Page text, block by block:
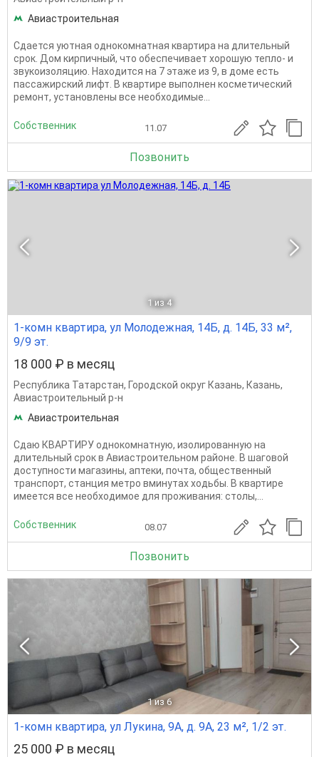
Авиастроительная
Сдается уютная однокомнатная квартира на длительный
срок. Дом кирпичный, что обеспечивает хорошую тепло- и
звукоизоляцию. Находится на 7 этаже из 9, в доме есть
пассажирский лифт. В квартире выполнен косметический
ремонт, установлены все необходимые...
Собственник 11.07
Позвонить
1 из 4
1-комн квартира, ул Молодежная, 14Б, д. 14Б, 33 м²,
9/9 эт.
18 000 ₽ в месяц
Республика Татарстан, Городской округ Казань, Казань,
Авиастроительный р-н
Авиастроительная
Сдаю КВАРТИРУ однокомнатную, изолированную на
длительный срок в Авиастроительном районе. В шаговой
доступности магазины, аптеки, почта, общественный
транспорт, станция метро вминутах ходьбы. В квартире
имеется все необходимое для проживания: столы,...
Собственник 08.07
Позвонить
1 из 6
1-комн квартира, ул Лукина, 9А, д. 9А, 23 м², 1/2 эт.
25 000 ₽ в месяц